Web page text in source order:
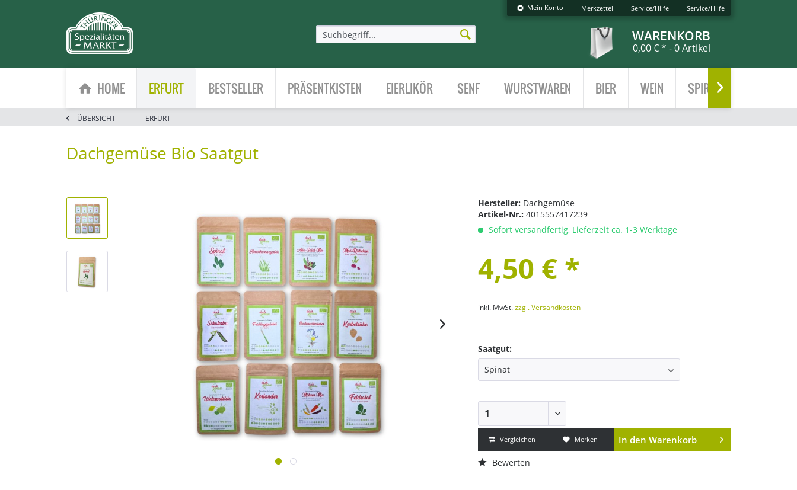
Mein Konto Merkzettel Service/Hilfe Service/Hilfe
WARENKORB
0,00 € * - 0 Artikel
HOME ERFURT BESTSELLER PRÄSENTKISTEN EIERLIKÖR SENF WURSTWAREN BIER WEIN SPIRITUOSEN

ÜBERSICHT ERFURT
Dachgemüse Bio Saatgut
Hersteller: Dachgemüse
Artikel-Nr.:4015557417239
Sofort versandfertig, Lieferzeit ca. 1-3 Werktage
4,50 € *
inkl. MwSt.zzgl. Versandkosten
Saatgut:
Vergleichen Merken In den Warenkorb
Bewerten